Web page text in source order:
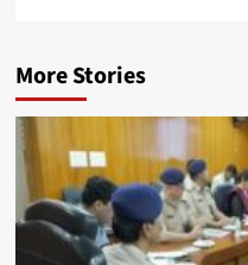
More Stories